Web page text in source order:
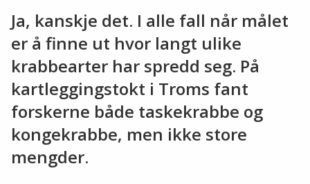
Ja, kanskje det. I alle fall når målet
er å finne ut hvor langt ulike
krabbearter har spredd seg. På
kartleggingstokt i Troms fant
forskerne både taskekrabbe og
kongekrabbe, men ikke store
mengder.